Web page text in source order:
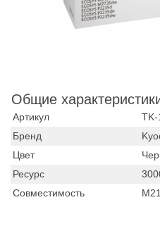
Общие
Артикул
TK-
Бренд
Цвет
Ресурс
Совместимость